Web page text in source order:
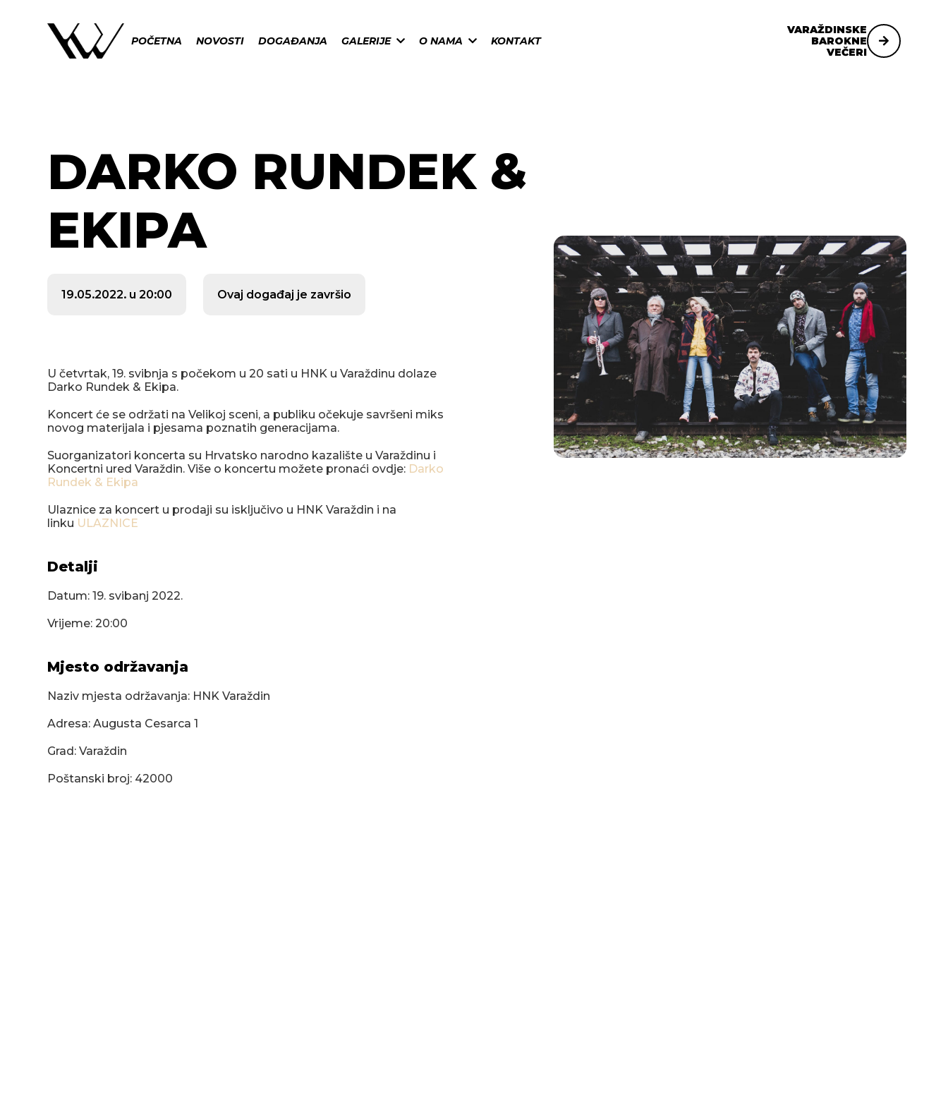
POČETNA NOVOSTI DOGAĐANJA GALERIJE O NAMA KONTAKT
VARAŽDINSKE
BAROKNE
VEČERI
DARKO RUNDEK &
EKIPA
19.05.2022. u 20:00 Ovaj događaj je završio
U četvrtak, 19. svibnja s počekom u 20 sati u HNK u Varaždinu dolaze
Darko Rundek & Ekipa.
Koncert će se održati na Velikoj sceni, a publiku očekuje savršeni miks
novog materijala i pjesama poznatih generacijama.
Suorganizatori koncerta su Hrvatsko narodno kazalište u Varaždinu i
Koncertni ured Varaždin. Više o koncertu možete pronaći ovdje: Darko
Rundek & Ekipa
Ulaznice za koncert u prodaji su isključivo u HNK Varaždin i na
linku ULAZNICE
Detalji
Datum:19. svibanj 2022.
Vrijeme: 20:00
Mjesto održavanja
Naziv mjesta održavanja: HNK Varaždin
Adresa: Augusta Cesarca 1
Grad: Varaždin
Poštanski broj: 42000